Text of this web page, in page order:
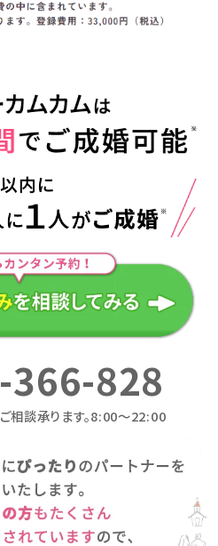
366-828
相談承ります。8:00〜22:00